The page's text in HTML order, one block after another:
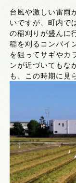
台風や激しい雷雨
いですが、町内で
の稲刈りが盛んに
稲を刈るコンバイ
を狙ってサギやカ
ンが近づいてもな
も、この時期に見